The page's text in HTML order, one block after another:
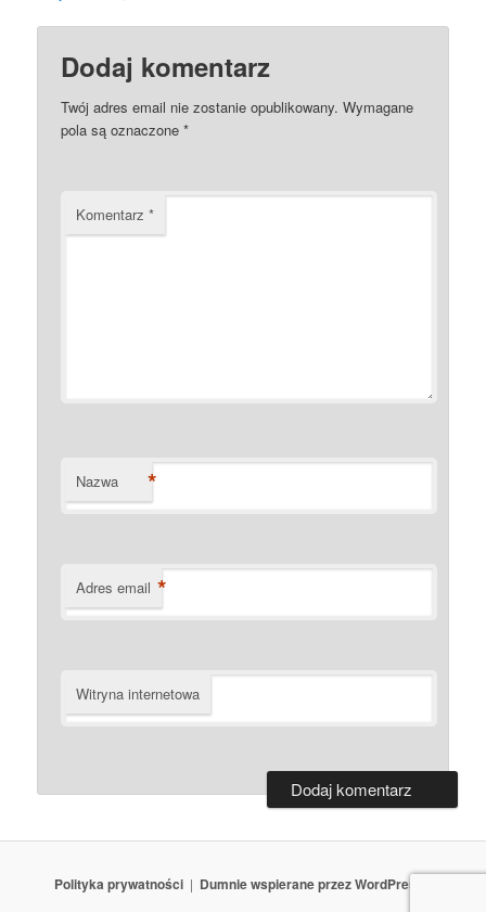
Dodaj komentarz
Twój adres email nie zostanie opublikowany. Wymagane
pola są oznaczone*
Komentarz*
Nazwa *
Adres email *
Witryna internetowa
Polityka prywatności Dumnie wspierane przez WordPressa